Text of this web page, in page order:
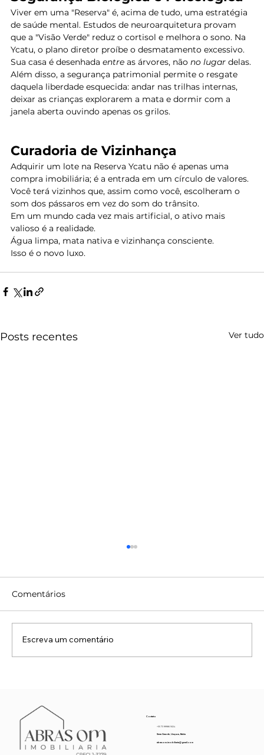
Viver em uma "Reserva" é, acima de tudo, uma estratégia
de saúde mental. Estudos de neuroarquitetura provam
que a "Visão Verde" reduz o cortisol e melhora o sono. Na
Ycatu, o plano diretor proíbe o desmatamento excessivo.
Sua casa é desenhada entre as árvores, não no lugar delas.
Além disso, a segurança patrimonial permite o resgate
daquela liberdade esquecida: andar nas trilhas internas,
deixar as crianças explorarem a mata e dormir com a
janela aberta ouvindo apenas os grilos.
Curadoria de Vizinhança
Adquirir um lote na Reserva Ycatu não é apenas uma
compra imobiliária; é a entrada em um círculo de valores.
Você terá vizinhos que, assim como você, escolheram o
som dos pássaros em vez do som do trânsito.
Em um mundo cada vez mais artificial, o ativo mais
valioso é a realidade.
Água limpa, mata nativa e vizinhança consciente.
Isso é o novo luxo.
Posts recentes Ver tudo
o "Real Estate" pelo "Real Planet" no
Sul da Bahia
Comentários
Escreva um comentário
Contato
+55 73 99986 5624
Serra Grande, Uruçuca, Bahia
abrasom.imobiliaria@gmail.com